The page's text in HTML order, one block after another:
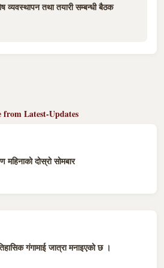
व्यवस्थापन तथा तयारी सम्बन्धी बैठक
from Latest-Updates
महिनाको दोस्रो सोमबार
गंगामाई जात्रा मनाइएको छ ।